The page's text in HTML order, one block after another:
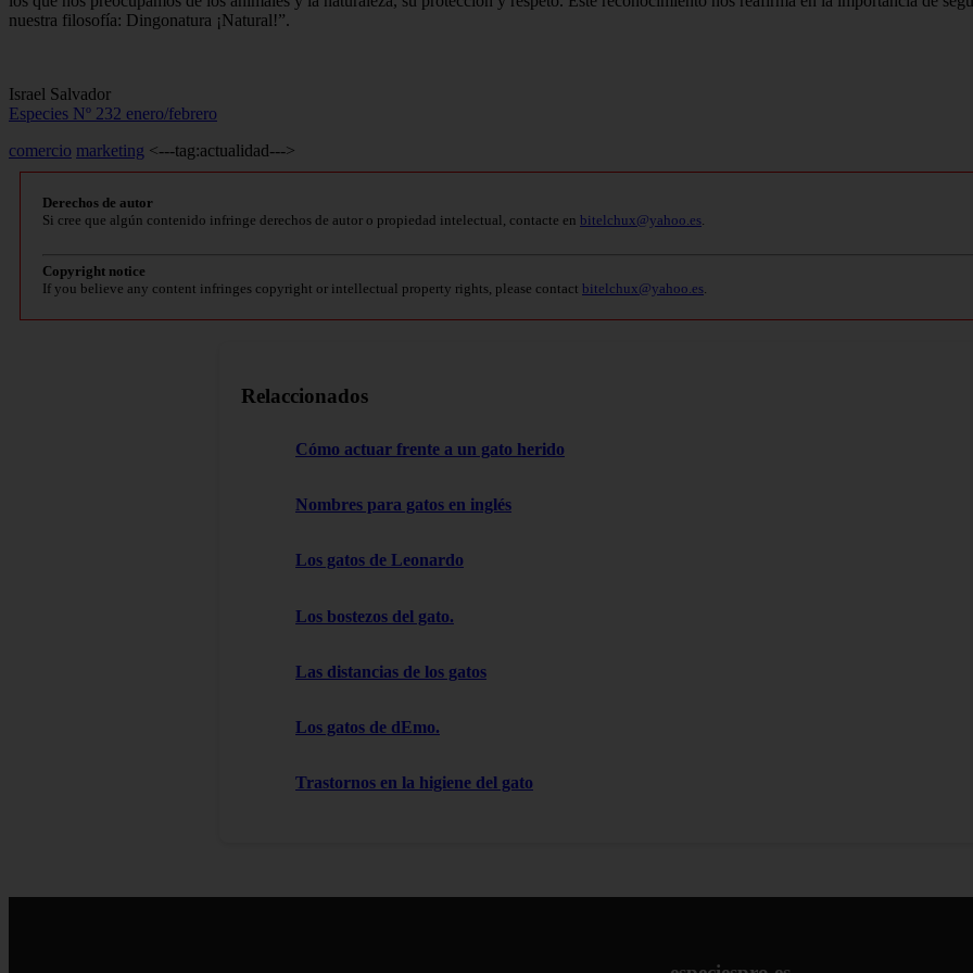
nuestra filosofía: Dingonatura ¡Natural!”.
Israel Salvador
Especies Nº 232 enero/febrero
comercio marketing <---tag:actualidad--->
Derechos de autor
Si cree que algún contenido infringe derechos de autor o propiedad intelectual, contacte en bitelchux@yahoo.es.
Copyright notice
If you believe any content infringes copyright or intellectual property rights, please contact bitelchux@yahoo.es.
Relaccionados
Cómo actuar frente a un gato herido
Nombres para gatos en inglés
Los gatos de Leonardo
Los bostezos del gato.
Las distancias de los gatos
Los gatos de dEmo.
Trastornos en la higiene del gato